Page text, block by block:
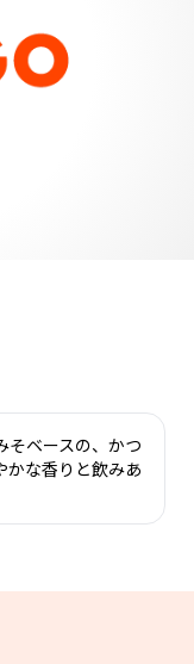
そベースの、かつ
かな香りと飲みあ